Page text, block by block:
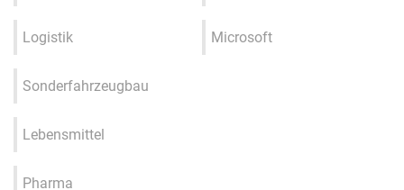
Logistik
Sonderfahrzeugbau
Lebensmittel
Pharma
Microsoft